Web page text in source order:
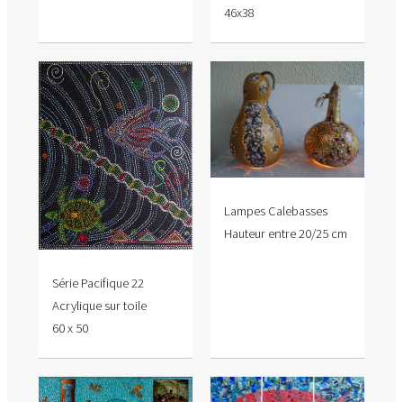
46x38
Série Pacifique 22
Acrylique sur toile
60 x 50
Lampes Calebasses
Hauteur entre 20/25 cm